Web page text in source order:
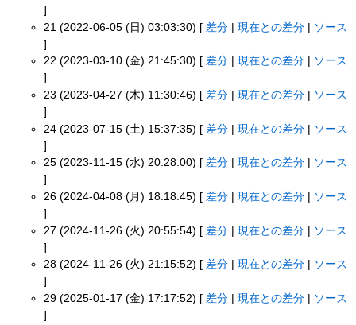
]
21 (2022-06-05 (日) 03:03:30) [ 差分 |現在との差分 | ソース
]
22 (2023-03-10 (金) 21:45:30) [ 差分 |現在との差分
ソース
]
23 (2023-04-27 (木) 11:30:46) [ 差分 |現在との差分
ソース
]
24 (2023-07-15 (土) 15:37:35) [ 差分 |現在との差分 | ソース
]
25 (2023-11-15 (水) 20:28:00) [ 差分 |現在との差分
ソース
]
26 (2024-04-08 (月) 18:18:45) [ 差分 |現在との差分
ソース
]
27 (2024-11-26 (火) 20:55:54) [ 差分 |現在との差分 | ソース
]
28 (2024-11-26 (火) 21:15:52) [ 差分 |現在との差分
ソース
]
29 (2025-01-17 (金) 17:17:52) [ 差分 |現在との差分
ソース
]